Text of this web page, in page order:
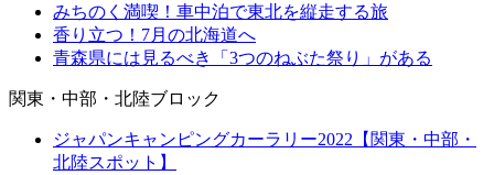
みちのく満喫！車中泊で東北を縦走する旅
香り立つ！7月の北海道へ
青森県には見るべき「3つのねぶた祭り」がある
関東・中部・北陸ブロック
ジャパンキャンピングカーラリー2022【関東・中部・
北陸スポット】